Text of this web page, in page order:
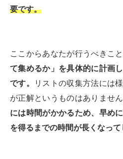
要です。
ここからあなたが行うべきこと
て集めるか」を具体的に計画
です。
リストの収集方法には
が正解というものはありません
には時間がかかるため、早め
を得るまでの時間が長くなって